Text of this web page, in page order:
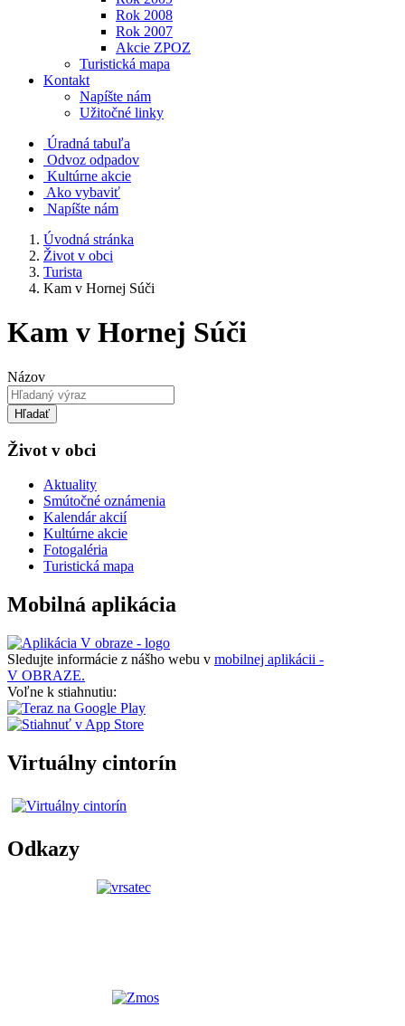
Rok 2008
Rok 2007
Akcie ZPOZ
Turistická mapa
Kontakt
Napíšte nám
Užitočné linky
Úradná tabuľa
Odvoz odpadov
Kultúrne akcie
Ako vybaviť
Napíšte nám
Úvodná stránka
Život v obci
Turista
Kam v Hornej Súči
Kam v Hornej Súči
Názov
Hľadať
Život v obci
Aktuality
Smútočné oznámenia
Kalendár akcií
Kultúrne akcie
Fotogaléria
Turistická mapa
Mobilná aplikácia
Sledujte informácie z nášho webu v mobilnej aplikácii -
V OBRAZE.
Voľne k stiahnutiu:
Virtuálny cintorín
Odkazy